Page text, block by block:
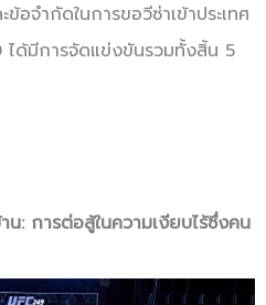
จำกัดในการขอวีซ่าเข้าประเทศ
ด้มีการจัดแข่งขันรวมทั้งสิ้น 5
: การต่อสู้ในความเงียบไร้ซึ่งคน